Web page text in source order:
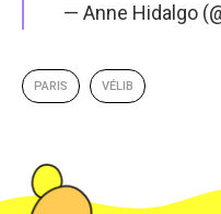
— Anne Hidalgo
PARIS VÉLIB